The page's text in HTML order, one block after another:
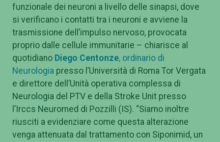
funzionale dei neuroni a livello delle sinapsi, dove
si verificano i contatti tra i neuroni e avviene la
trasmissione dell’impulso nervoso, provocata
proprio dalle cellule immunitarie – chiarisce al
quotidiano Diego Centonze, ordinario di
Neurologia presso l’Università di Roma Tor Vergata
e direttore dell’Unità operativa complessa di
Neurologia del PTV e della Stroke Unit presso
l’Irccs Neuromed di Pozzilli (IS). “Siamo inoltre
riusciti a evidenziare come questa alterazione
venga attenuata dal trattamento con Siponimid, un